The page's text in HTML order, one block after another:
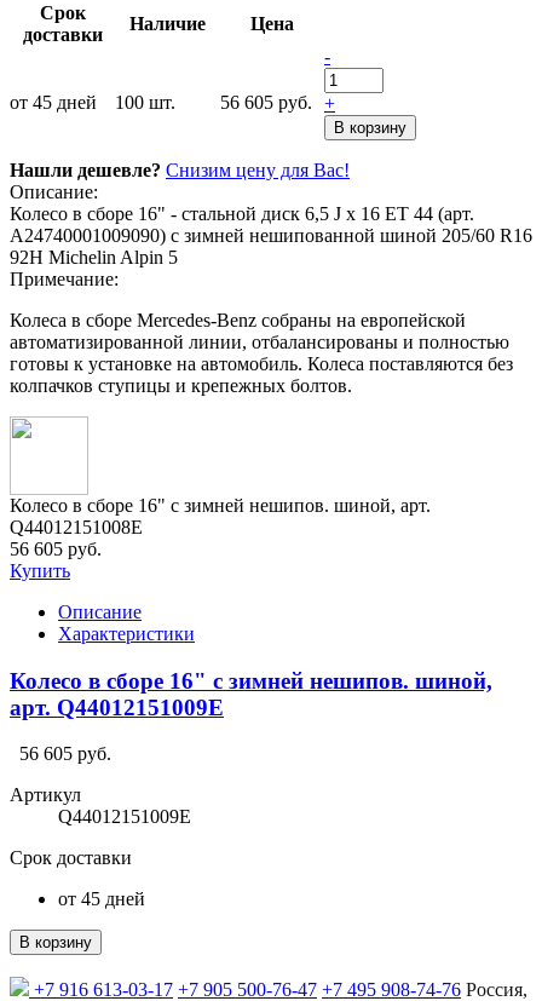
Срок
доставки
Наличие Цена
от 45 дней 100 шт. 56 605 руб.
-
+
В корзину
Нашли дешевле? Снизим цену для Вас!
Описание:
Колесо в сборе 16" - стальной диск 6,5 J x 16 ET 44 (арт.
A24740001009090) с зимней нешипованной шиной 205/60 R16
92H Michelin Alpin 5
Примечание:
Колеса в сборе Mercedes-Benz собраны на европейской
автоматизированной линии, отбалансированы и полностью
готовы к установке на автомобиль. Колеса поставляются без
колпачков ступицы и крепежных болтов.
Колесо в сборе 16" с зимней нешипов. шиной, арт.
Q44012151008E
56 605 руб.
Купить
Описание
Характеристики
Колесо в сборе 16" с зимней нешипов. шиной,
арт. Q44012151009E
56 605 руб.
Артикул
Q44012151009E
Срок доставки
от 45 дней
В корзину
+7 916 613-03-17 +7 905 500-76-47 +7 495 908-74-76 Россия,